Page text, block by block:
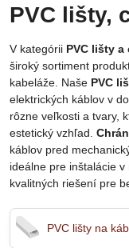
PVC lišty,
V kategórii PVC lišty
široký sortiment
kabeláže. Naše PVC
elektrických káblov v
rôzne veľkosti a tvary,
estetický vzhľad.
káblov pred
ideálne pre inštalácie
kvalitných riešení pre
PVC lišty na